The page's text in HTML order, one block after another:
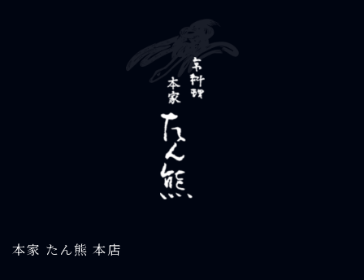
本家 たん熊 本店